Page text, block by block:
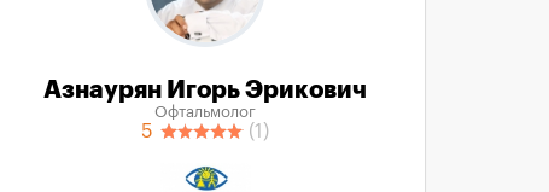
Азнаурян Игорь Эрикович
Офтальмолог
5 (1)